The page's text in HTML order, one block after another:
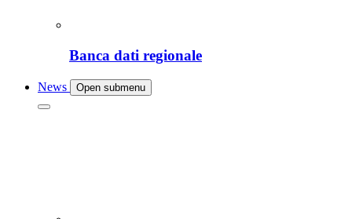
Banca dati regionale
News Open submenu